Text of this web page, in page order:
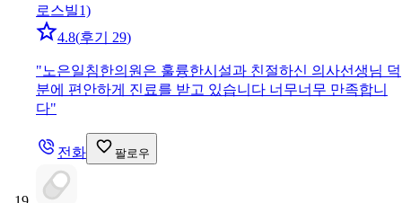
로스빌1)
4.8(후기 29)
"노은일침한의원은 훌륭한시설과 친절하신 의사선생님 덕
분에 편안하게 진료를 받고 있습니다 너무너무 만족합니
다"
전화 팔로우